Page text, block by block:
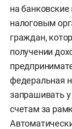
на
налоговым
граждан,
получении
федеральная
запрашивать
счетам за